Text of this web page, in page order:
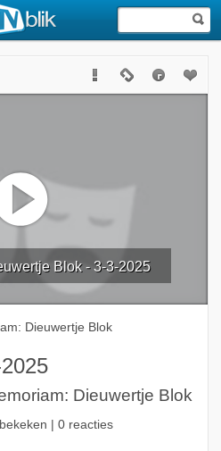
Blok - 3-3-2025
Dieuwertje Blok
Dieuwertje Blok
| 0 reacties